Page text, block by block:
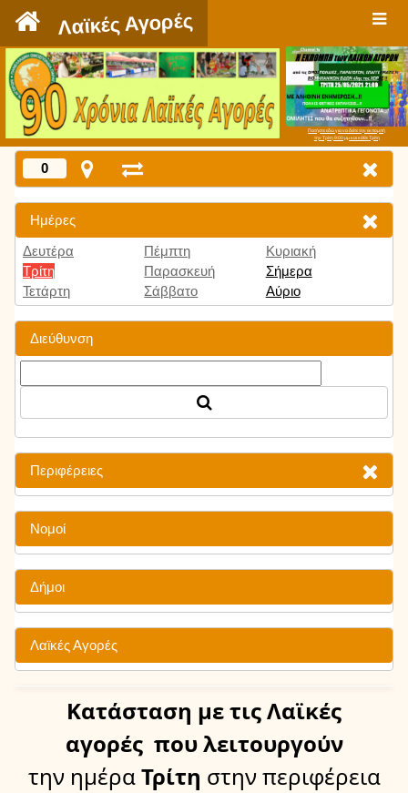
Λαϊκές Αγορές
Πατήστε εδώ για να δείτε την εκπομπή
την Τρίτη 9:00 μμ και κάθε Τρίτη
0
Ημέρες
Δευτέρα
Τρίτη
Τετάρτη
Πέμπτη
Παρασκευή
Σάββατο
Κυριακή
Σήμερα
Αύριο
Διεύθυνση
Περιφέρειες
Νομοί
Δήμοι
Λαϊκές Αγορές
Κατάσταση με τις Λαϊκές
αγορές που λειτουργούν
την ημέραΤρίτη στην περιφέρεια